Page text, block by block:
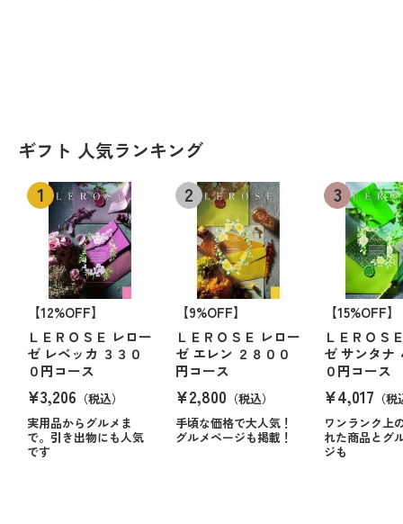
ギフト 人気ランキング
【12%OFF】
ＬＥＲＯＳＥ レロー
ゼ レベッカ ３３０
０円コース
¥3,206 （税込）
実用品からグルメま
で。引き出物にも人気
です
【9%OFF】
ＬＥＲＯＳＥ レロー
ゼ エレン ２８００
円コース
¥2,800 （税込）
手頃な価格で大人気！
グルメページも掲載！
【15%OFF】
ＬＥＲＯＳ
ゼ サンタナ
０円コース
¥4,017 （
ワンランク上
れた商品とグ
ジも